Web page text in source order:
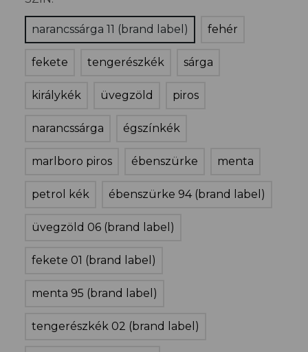
narancssárga 11 (brand label) fehér
fekete tengerészkék sárga
királykék üvegzöld piros
narancssárga égszínkék
marlboro piros ébenszürke menta
petrol kék ébenszürke 94 (brand label)
üvegzöld 06 (brand label)
fekete 01 (brand label)
menta 95 (brand label)
tengerészkék 02 (brand label)